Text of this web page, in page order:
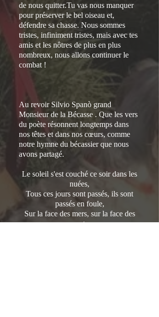
de nous quitter.Tu vas nous manquer
pour préserver le bel oiseau et,
défendre sa chasse. Nous sommes
tristes, infiniment tristes, mais avec tes
amis et les nôtres de plus en plus
nombreux, nous allons continuer le
combat !
Au revoir Silvio Spanò grand
Monsieur de la Bécasse . Que les vers
du poète résonnent longtemps dans
nos têtes et dans nos cœurs, comme
notre hymne du bécassier que nous
avons partagé.
Le soleil s'est couché ce soir dans les
nuées,
Tous ces jours sont passés, ils sont
passés en foule,
Sur la face des mers, sur la face des
monts,